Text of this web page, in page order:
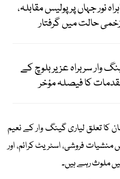
نور جہاں پر پولیس مقابلہ،
حالت میں گرفتار
وار سربراہ عزیر بلوچ کے
کا تعلق لیاری گینگ وار کے نعیم
فروشی، اسٹریٹ کرائم، اور
ملوث رہے ہیں۔